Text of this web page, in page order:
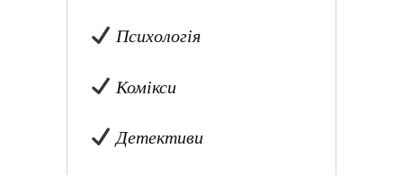
Психологія
Комікси
Детективи